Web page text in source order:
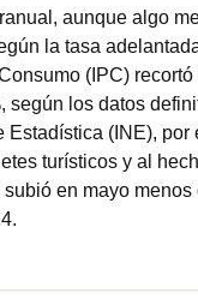
aunque algo
la tasa
(IPC)
según los datos
Estadística (INE), por
turísticos y al
en mayo menos